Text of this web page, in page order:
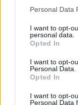
Please note that
not limited to your
grant or deny
use your data for
consent section.
Personal Data
I want to opt-
personal data.
Opted In
I want to opt-
Personal Data.
Opted In
I want to opt-
Personal Data
paksi atomerőmű